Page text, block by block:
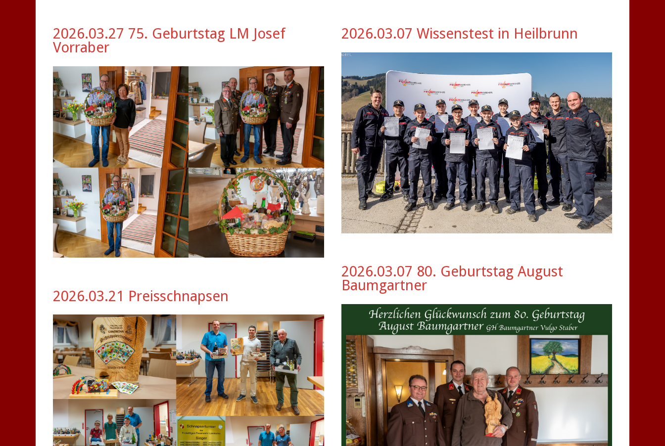
2026.03.27 75. Geburtstag LM Josef
Vorraber
2026.03.21 Preisschnapsen
2026.03.07 Wissenstest in Heilbrunn
2026.03.07 80. Geburtstag August
Baumgartner